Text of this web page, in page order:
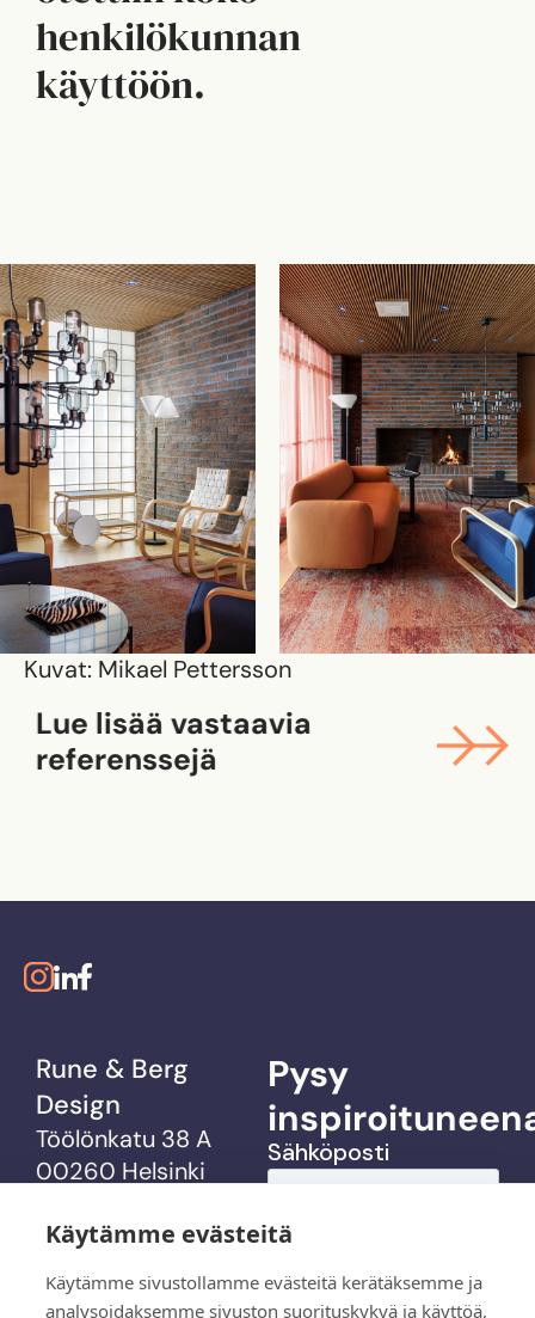
Käytämme evästeitä
Käytämme sivustollamme evästeitä kerätäksemme ja
analysoidaksemme sivuston suorituskykyä ja käyttöä,
henkilökunnan
käyttöön.
Kuvat: Mikael Pettersson
Lue lisää vastaavia
referenssejä
Rune & Berg
Design
Töölönkatu 38 A
00260 Helsinki
info@rbdesign.fi
Pysy